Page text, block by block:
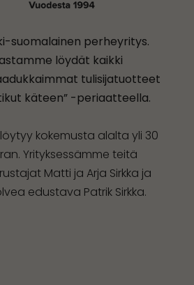
suomalainen perheyritys.
löydät kaikki
tulisijatuotteet
käteen” -periaatteella.
kokemusta alalta yli 30
Yrityksessämme teitä
Matti ja Arja Sirkka ja
edustava Patrik Sirkka.